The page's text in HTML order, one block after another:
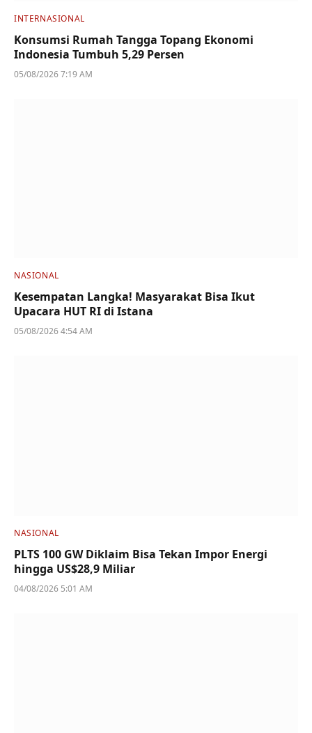
INTERNASIONAL
Konsumsi Rumah Tangga Topang Ekonomi
Indonesia Tumbuh 5,29 Persen
05/08/2026 7:19 AM
NASIONAL
Kesempatan Langka! Masyarakat Bisa Ikut
Upacara HUT RI di Istana
05/08/2026 4:54 AM
NASIONAL
PLTS 100 GW Diklaim Bisa Tekan Impor Energi
hingga US$28,9 Miliar
04/08/2026 5:01 AM